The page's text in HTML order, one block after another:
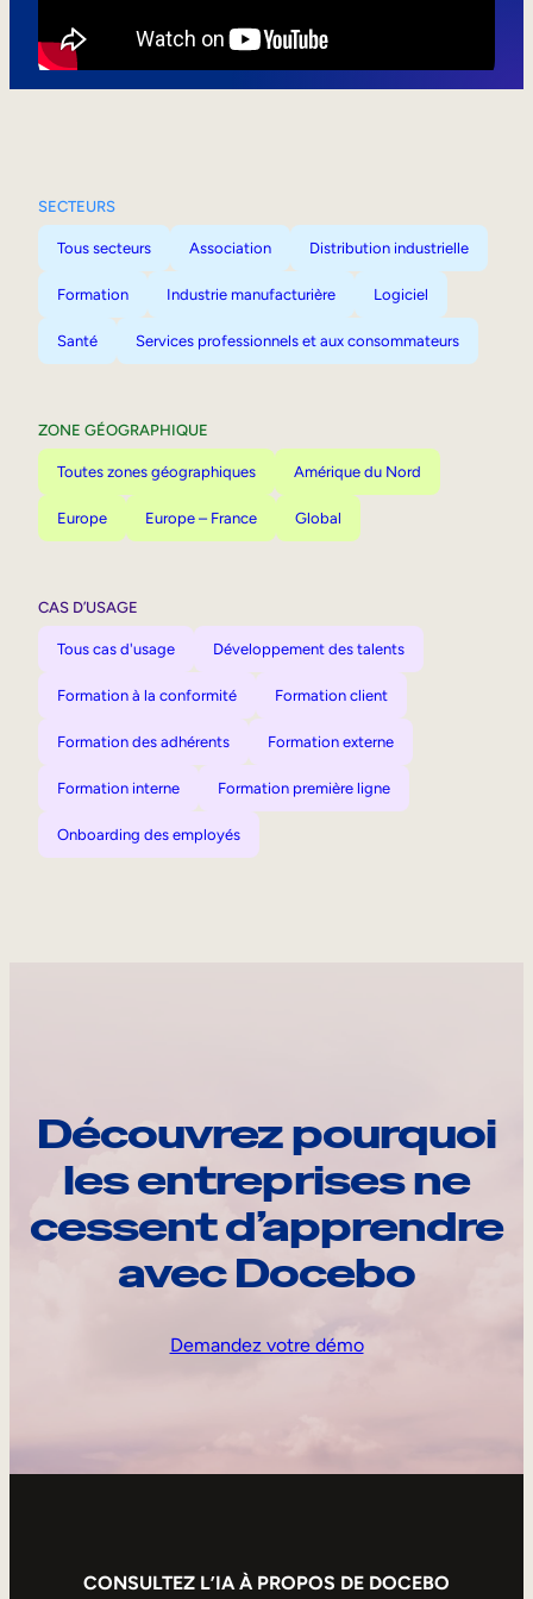
SECTEURS
Tous secteurs Association Distribution industrielle
Formation Industrie manufacturière Logiciel
Santé Services professionnels et aux consommateurs
ZONE GÉOGRAPHIQUE
Toutes zones géographiques Amérique du Nord
Europe Europe – France Global
CAS D’USAGE
Tous cas d'usage Développement des talents
Formation à la conformité Formation client
Formation des adhérents Formation externe
Formation interne Formation première ligne
Onboarding des employés
Découvrez pourquoi
les entreprises ne
cessent d’apprendre
avec Docebo
Demandez votre démo
CONSULTEZ L’IA À PROPOS DE DOCEBO